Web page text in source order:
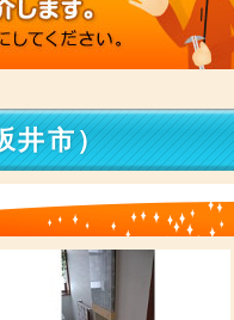
井市）